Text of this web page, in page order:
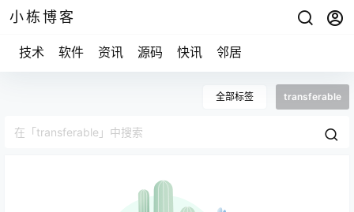
小栋博客
技术 软件 资讯 源码 快讯 邻居
全部标签 transferable